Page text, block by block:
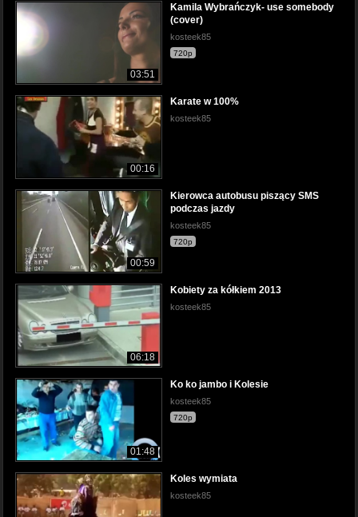
03:51
Kamila Wybrańczyk- use somebody
(cover)
kosteek85
720p
00:16
Karate w 100%
kosteek85
00:59
Kierowca autobusu piszący SMS
podczas jazdy
kosteek85
720p
06:18
Kobiety za kółkiem 2013
kosteek85
01:48
Ko ko jambo i Kolesie
kosteek85
720p
Koles wymiata
kosteek85